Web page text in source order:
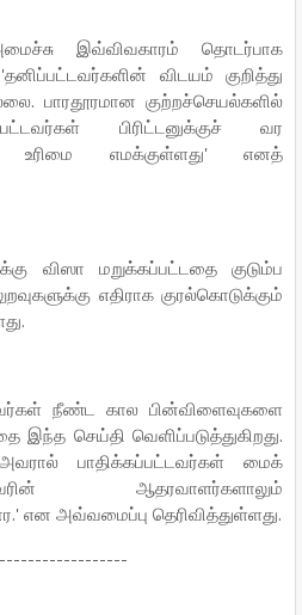
இவ்விவகாரம் தொடர்பாக
விடயம் குறித்து
பாரதூரமான குற்றச்செயல்களில்
பிரிட்டனுக்குச் வர
உரிமை எமக்குள்ளது' எனத்
விஸா மறுக்கப்பட்டதை குடும்ப
எதிராக குரல்கொடுக்கும்
நீண்ட கால பின்விளைவுகளை
இந்த செய்தி வெளிப்படுத்துகிறது.
பாதிக்கப்பட்டவர்கள் மைக்
ஆதரவாளர்களாலும்
என அவ்வமைப்பு தெரிவித்துள்ளது.